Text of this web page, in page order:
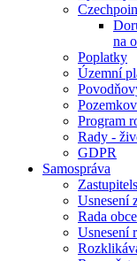
na
Poplatky
Územní
Program
Rady -
GDPR
Samospráva
Usnesení
Rada obce
Usnesení